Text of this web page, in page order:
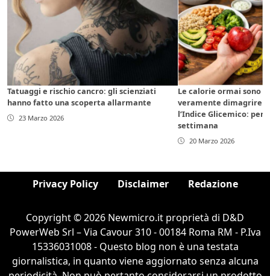
Tatuaggi e rischio cancro: gli scienziati
hanno fatto una scoperta allarmante
23 Marzo 2026
Le calorie ormai sono
veramente dimagrire
l’Indice Glicemico:
settimana
20 Marzo 2026
Privacy Policy Disclaimer Redazione
Copyright © 2026 Newmicro.it proprietà di D&D
PowerWeb Srl – Via Cavour 310 - 00184 Roma RM - P.Iva
15336031008 - Questo blog non è una testata
giornalistica, in quanto viene aggiornato senza alcuna